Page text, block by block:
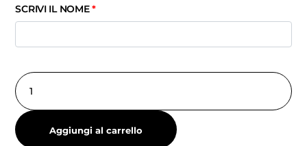
SCRIVI IL NOME*
Aggiungi al carrello